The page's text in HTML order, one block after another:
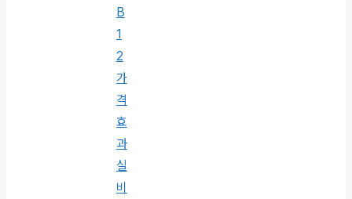
B
1
2
가
격
효
과
실
비